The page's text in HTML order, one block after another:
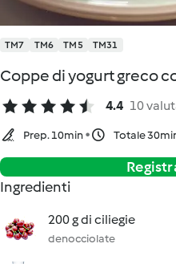
TM7 TM6 TM5 TM31
Coppe di yogurt greco
4.4 10
Prep. 10min Totale
Ingredienti
200 g di ciliegie
denocciolate